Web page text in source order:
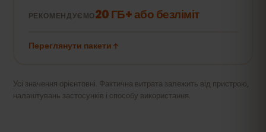
РЕКОМЕНДУЄМО20 ГБ+ або безліміт
Переглянути пакети
Усі значення орієнтовні. Фактична витрата залежить від пристрою,
налаштувань застосунків і способу використання.